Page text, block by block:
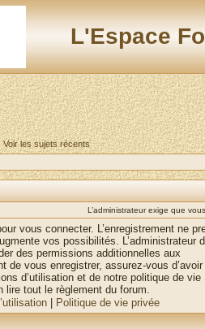
L'Espace
Voir les sujets récents
L’administrateur exige que
vous connecter. L’enregistrement ne
vos possibilités. L’administrateur
des permissions additionnelles aux
de vous enregistrer, assurez-vous
d’utilisation et de notre politique de vie
lire tout le règlement du forum.
Politique de vie privée